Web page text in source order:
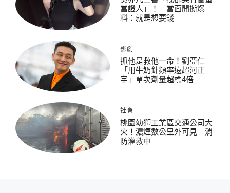
當證人」！ 當面開撕爆
料：就是想要錢
影劇
抓他是救他一命！劉亞仁
「用牛奶針頻率遠超河正
宇」單次劑量超標4倍
社會
桃園幼獅工業區交通公司大
火！濃煙數公里外可見 消
防灌救中